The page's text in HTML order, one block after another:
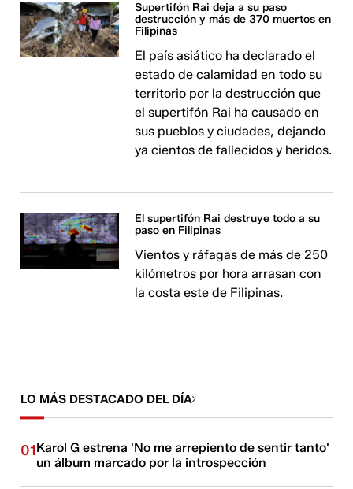
Supertifón Rai deja a su paso
destrucción y más de 370 muertos en
Filipinas
El país asiático ha declarado el
estado de calamidad en todo su
territorio por la destrucción que
el supertifón Rai ha causado en
sus pueblos y ciudades, dejando
ya cientos de fallecidos y heridos.
El supertifón Rai destruye todo a su
paso en Filipinas
Vientos y ráfagas de más de 250
kilómetros por hora arrasan con
la costa este de Filipinas.
LO MÁS DESTACADO DEL DÍA
01Karol G estrena 'No me arrepiento de sentir tanto'
un álbum marcado por la introspección